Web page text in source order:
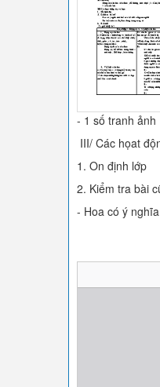
- 1 số tranh ảnh
III/ Các họat
1. On định lớp
2. Kiểm tra bài
- Hoa có ý